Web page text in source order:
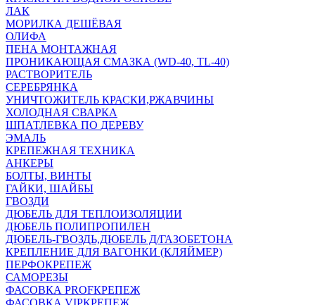
ЛАК
МОРИЛКА ДЕШЁВАЯ
ОЛИФА
ПЕНА МОНТАЖНАЯ
ПРОНИКАЮЩАЯ СМАЗКА (WD-40, TL-40)
РАСТВОРИТЕЛЬ
СЕРЕБРЯНКА
УНИЧТОЖИТЕЛЬ КРАСКИ,РЖАВЧИНЫ
ХОЛОДНАЯ СВАРКА
ШПАТЛЕВКА ПО ДЕРЕВУ
ЭМАЛЬ
КРЕПЕЖНАЯ ТЕХНИКА
АНКЕРЫ
БОЛТЫ, ВИНТЫ
ГАЙКИ, ШАЙБЫ
ГВОЗДИ
ДЮБЕЛЬ ДЛЯ ТЕПЛОИЗОЛЯЦИИ
ДЮБЕЛЬ ПОЛИПРОПИЛЕН
ДЮБЕЛЬ-ГВОЗДЬ,ДЮБЕЛЬ Д/ГАЗОБЕТОНА
КРЕПЛЕНИЕ ДЛЯ ВАГОНКИ (КЛЯЙМЕР)
ПЕРФОКРЕПЕЖ
САМОРЕЗЫ
ФАСОВКА PROFКРЕПЕЖ
ФАСОВКА VIPКРЕПЕЖ